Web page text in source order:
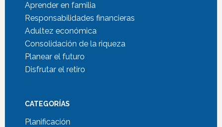
Aprender en familia
Responsabilidades financieras
Adultez económica
Consolidación de la riqueza
Planear el futuro
Disfrutar el retiro
CATEGORÍAS
Planificación